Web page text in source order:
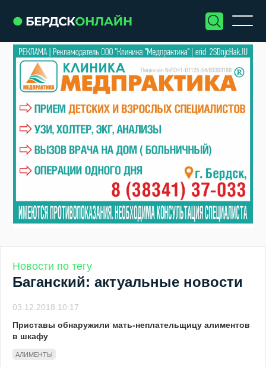
Новости по тегу
Баганский: актуальные новости
03.12.2018 10:17
Приставы обнаружили мать-неплательщицу алиментов
в шкафу
АЛИМЕНТЫ